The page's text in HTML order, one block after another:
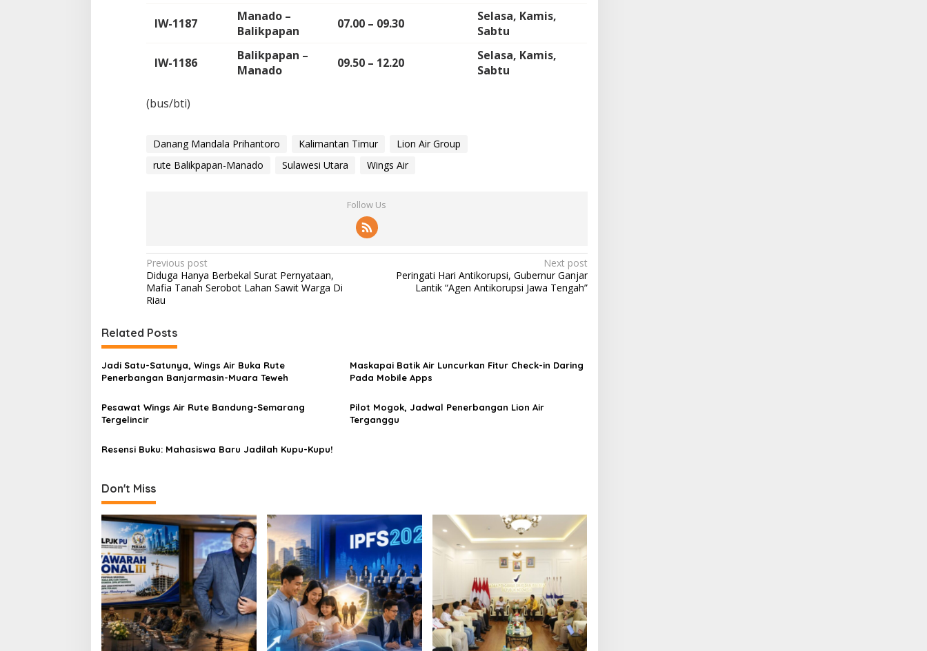
IW-1187
Manado –
Balikpapan
07.00 – 09.30
Selasa, Kamis,
Sabtu
IW-1186
Balikpapan –
Manado
09.50 – 12.20
Selasa, Kamis,
Sabtu
(bus/bti)
Danang Mandala Prihantoro Kalimantan Timur
Lion Air Group
rute Balikpapan-Manado
Sulawesi Utara Wings Air
Follow Us
P
o
s
t
n
a
v
i
g
a
t
o
n
Previous post
Diduga Hanya Berbekal Surat Pernyataan,
Mafia Tanah Serobot Lahan Sawit Warga Di
Riau
Next post
Peringati Hari Antikorupsi, Gubernur Ganjar
Lantik “Agen Antikorupsi Jawa Tengah”
Related Posts
Jadi Satu-Satunya, Wings Air Buka Rute
Penerbangan Banjarmasin-Muara Teweh
Maskapai Batik Air Luncurkan Fitur Check-in Daring
Pada Mobile Apps
Pesawat Wings Air Rute Bandung-Semarang
Tergelincir
Pilot Mogok, Jadwal Penerbangan Lion Air
Terganggu
Resensi Buku: Mahasiswa Baru Jadilah Kupu-Kupu!
Don't Miss